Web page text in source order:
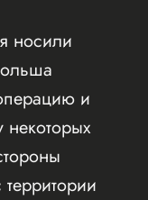
носили
и
некоторых